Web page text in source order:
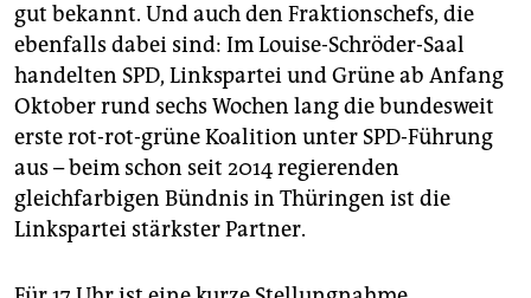
gut bekannt. Und auch den Fraktionschefs, die
ebenfalls dabei sind: Im Louise-Schröder-Saal
handelten SPD, Linkspartei und Grüne ab Anfang
Oktober rund sechs Wochen lang die bundesweit
erste rot-rot-grüne Koalition unter SPD-Führung
aus – beim schon seit 2014 regierenden
gleichfarbigen Bündnis in Thüringen ist die
Linkspartei stärkster Partner.